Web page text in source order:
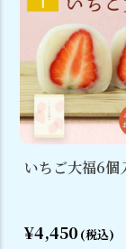
いちご大福6個
¥4,450 (税込)